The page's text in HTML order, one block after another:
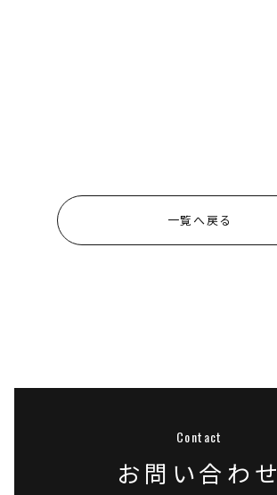
一覧へ戻る
お問い合わせ